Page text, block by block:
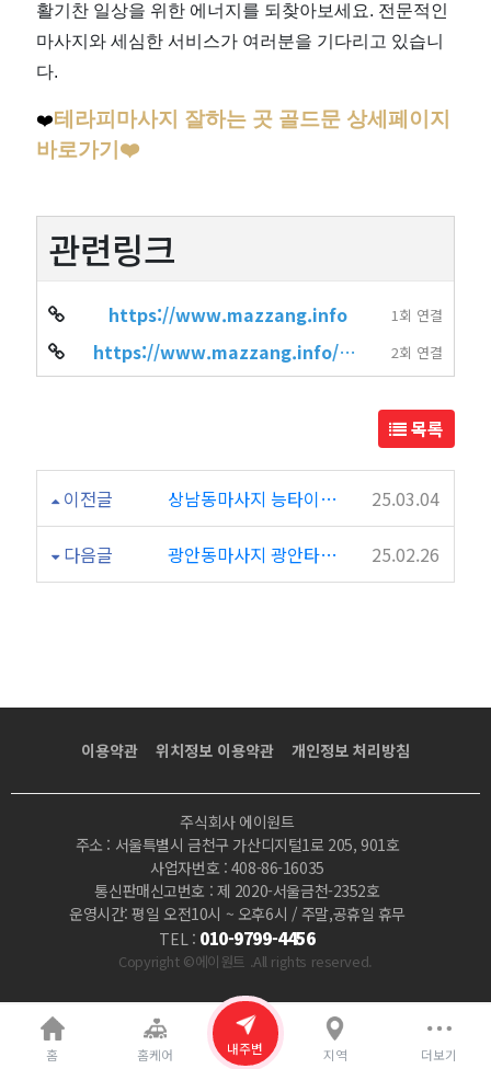
활기찬 일상을 위한 에너지를 되찾아보세요. 전문적인
마사지와 세심한 서비스가 여러분을 기다리고 있습니
다.
❤️테라피마사지 잘하는 곳 골드문 상세페이지
바로가기❤️
관련링크
https://www.mazzang.info 1회 연결
https://www.mazzang.info/hot_place.php?sido=%EC%84%9C%EC%9A%B8&gugun=%… 2회 연결
목록
이전글 상남동마사지 능타이 시설최고 마사지샵 추천 25.03.04
다음글 광안동마사지 광안타이 부산에서 진짜 유명한 마사지샵 25.02.26
이용약관 위치정보 이용약관 개인정보 처리방침
주식회사 에이원트
주소 : 서울특별시 금천구 가산디지털1로 205, 901호
사업자번호 : 408-86-16035
통신판매신고번호 : 제 2020-서울금천-2352호
운영시간: 평일 오전10시 ~ 오후6시 / 주말,공휴일 휴무
TEL : 010-9799-4456
Copyright ©에이원트 .All rights reserved.
홈 홈케어 내주변 지역 더보기